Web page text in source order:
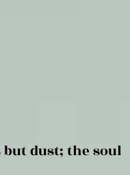
but dust; the soul